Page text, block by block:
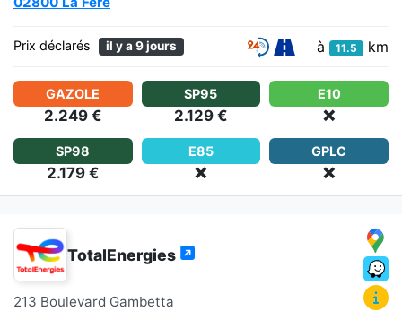
Prix déclarés il y a 9 jours à 11.5 km
GAZOLE
2.249 €
SP95
2.129 €
E10
❌
SP98
2.179 €
E85
❌
GPLC
❌
TotalEnergies
213 Boulevard Gambetta